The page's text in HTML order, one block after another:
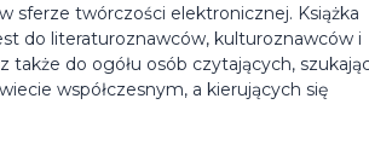
sferze twórczości elektronicznej. Książka
do literaturoznawców, kulturoznawców i
także do ogółu osób czytających,
współczesnym, a kierujących się